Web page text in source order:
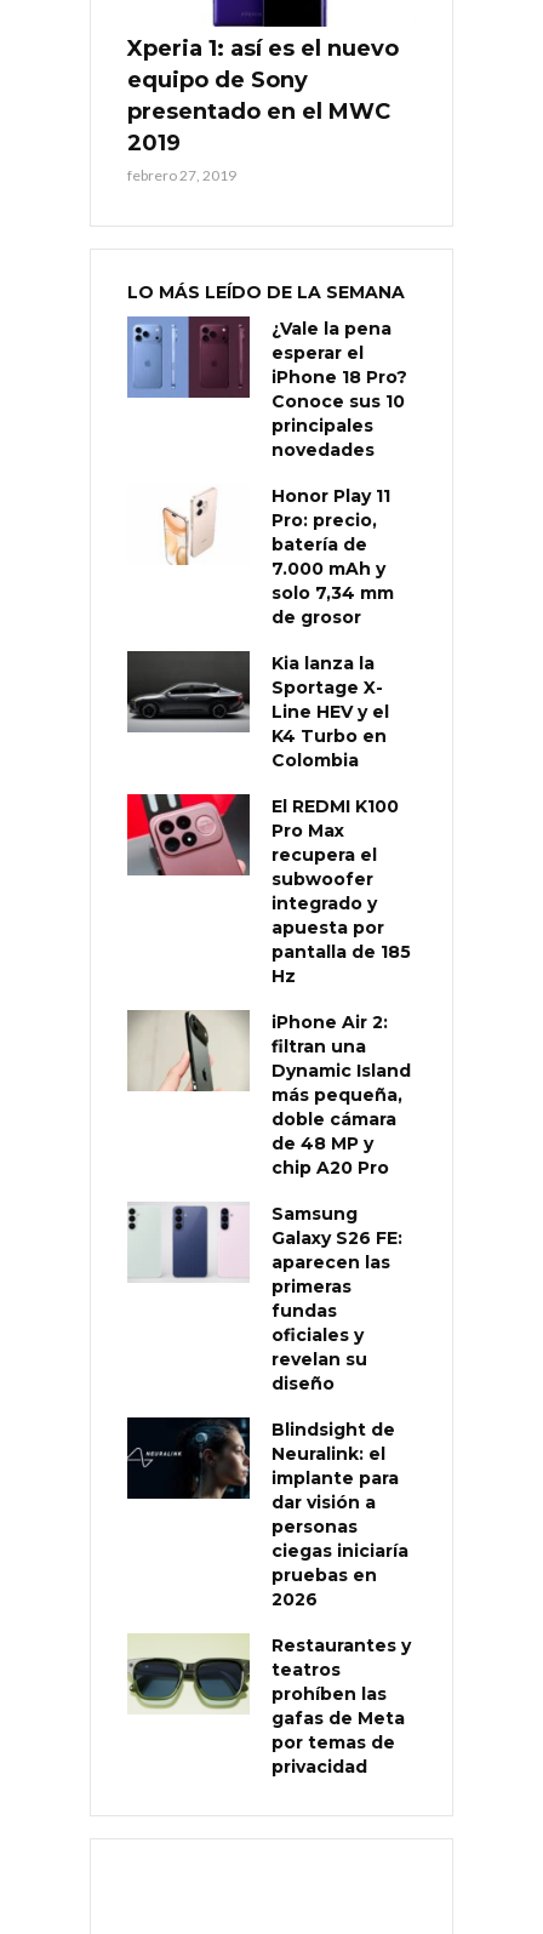
Xperia 1: así es el nuevo
equipo de Sony
presentado en el MWC
2019
febrero 27, 2019
LO MÁS LEÍDO DE LA SEMANA
¿Vale la pena
esperar el
iPhone 18 Pro?
Conoce sus 10
principales
novedades
Honor Play 11
Pro: precio,
batería de
7.000 mAh y
solo 7,34 mm
de grosor
Kia lanza la
Sportage X-
Line HEV y el
K4 Turbo en
Colombia
El REDMI K100
Pro Max
recupera el
subwoofer
integrado y
apuesta por
pantalla de 185
Hz
iPhone Air 2:
filtran una
Dynamic Island
más pequeña,
doble cámara
de 48 MP y
chip A20 Pro
Samsung
Galaxy S26 FE:
aparecen las
primeras
fundas
oficiales y
revelan su
diseño
Blindsight de
Neuralink: el
implante para
dar visión a
personas
ciegas iniciaría
pruebas en
2026
Restaurantes y
teatros
prohíben las
gafas de Meta
por temas de
privacidad